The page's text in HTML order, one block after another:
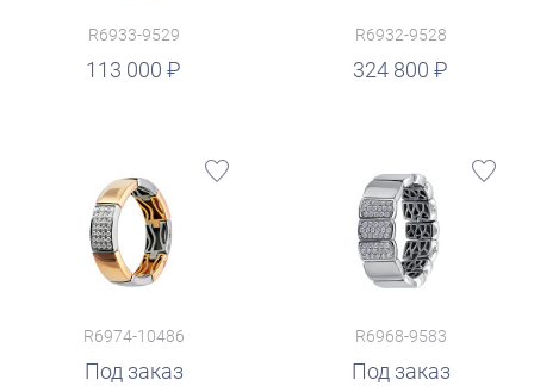
R6933-9529
113 000
R6932-9528
324 800
руб.
R6974-10486
Под заказ
R6968-9583
Под заказ